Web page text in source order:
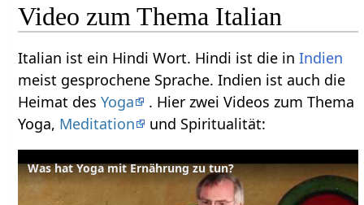
Video zum Thema Italian
Italian ist ein Hindi Wort. Hindi ist die inIndien
meist gesprochene Sprache. Indien ist auch die
Heimat desYoga
. Hier zwei Videos zum Thema
Yoga, Meditation und Spiritualität:
Was hat Yoga mit Ernährung zu tun?